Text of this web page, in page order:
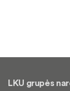
LKU grupės